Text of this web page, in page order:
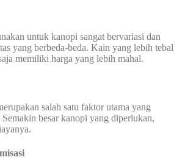
untuk kanopi sangat bervariasi dan
yang berbeda-beda. Kain yang lebih tebal
memiliki harga yang lebih mahal.
salah satu faktor utama yang
besar kanopi yang diperlukan,